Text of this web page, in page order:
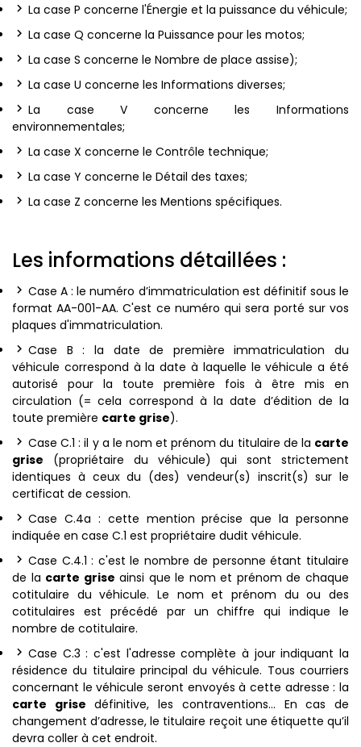
La case P concerne l'Énergie et la puissance du véhicule;
La case Q concerne la Puissance pour les motos;
La case S concerne le Nombre de place assise);
La case U concerne les Informations diverses;
La case V concerne les Informations
environnementales;
La case X concerne le Contrôle technique;
La case Y concerne le Détail des taxes;
La case Z concerne les Mentions spécifiques.
Les informations détaillées :
Case A : le numéro d’immatriculation est définitif sous le
format AA-001-AA. C'est ce numéro qui sera porté sur vos
plaques d'immatriculation.
Case B : la date de première immatriculation du
véhicule correspond à la date à laquelle le véhicule a été
autorisé pour la toute première fois à être mis en
circulation (= cela correspond à la date d’édition de la
toute première carte grise).
Case C.1 : il y a le nom et prénom du titulaire de la carte
grise (propriétaire du véhicule) qui sont strictement
identiques à ceux du (des) vendeur(s) inscrit(s) sur le
certificat de cession.
Case C.4a : cette mention précise que la personne
indiquée en case C.1 est propriétaire dudit véhicule.
Case C.4.1 : c'est le nombre de personne étant titulaire
de la carte grise ainsi que le nom et prénom de chaque
cotitulaire du véhicule. Le nom et prénom du ou des
cotitulaires est précédé par un chiffre qui indique le
nombre de cotitulaire.
Case C.3 : c'est l'adresse complète à jour indiquant la
résidence du titulaire principal du véhicule. Tous courriers
concernant le véhicule seront envoyés à cette adresse : la
carte grise définitive, les contraventions… En cas de
changement d’adresse, le titulaire reçoit une étiquette qu’il
devra coller à cet endroit.